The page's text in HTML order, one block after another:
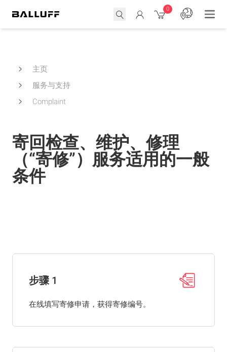
0
主页
服务与支持
Complaint
寄回检查、维护、修理
（“寄修”）服务适用的一般
条件
步骤 1
在线填写寄修申请，获得寄修编号。